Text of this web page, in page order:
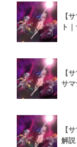
【
ト
【
サマ
【
解説